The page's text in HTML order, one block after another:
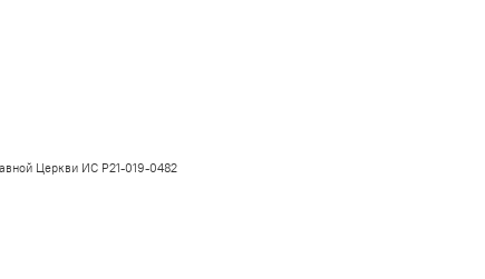
Церкви ИС Р21-019-0482